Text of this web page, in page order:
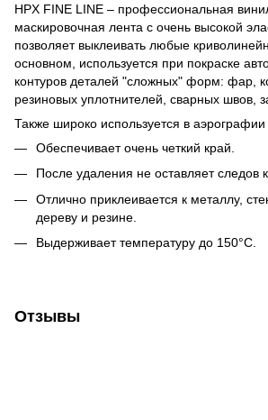
HPX FINE LINE – профессиональная
маскировочная лента с очень высокой
позволяет выклеивать любые
основном, используется при покраске
контуров деталей "сложных" форм: фар,
резиновых уплотнителей, сварных швов,
Также широко используется в аэрографии
Обеспечивает очень четкий край.
После удаления не оставляет следов
Отлично приклеивается к металлу,
дереву и резине.
Выдерживает температуру до 150°C.
Отзывы